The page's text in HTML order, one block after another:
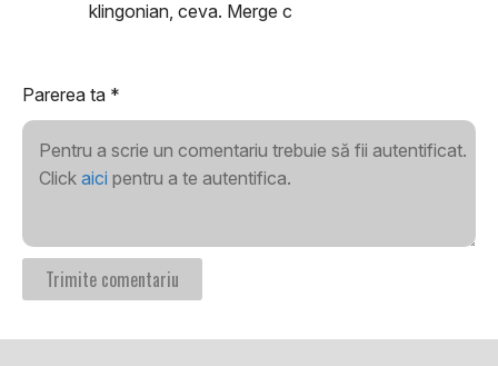
klingonian, ceva. Merge c
Parerea ta *
Pentru a scrie un comentariu trebuie să fii autentificat.
Click aici pentru a te autentifica.